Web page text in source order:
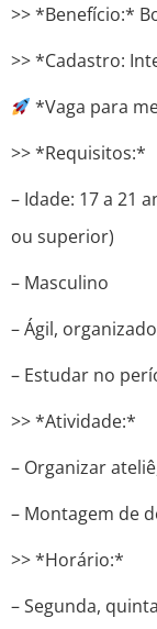
>> *Benefício:*
>> *Cadastro:
*Vaga para
>> *Requisitos:*
– Idade: 17 a 21
ou superior)
– Masculino
– Ágil,
– Estudar no
>> *Atividade:*
– Organizar
– Montagem de
>> *Horário:*
– Segunda,